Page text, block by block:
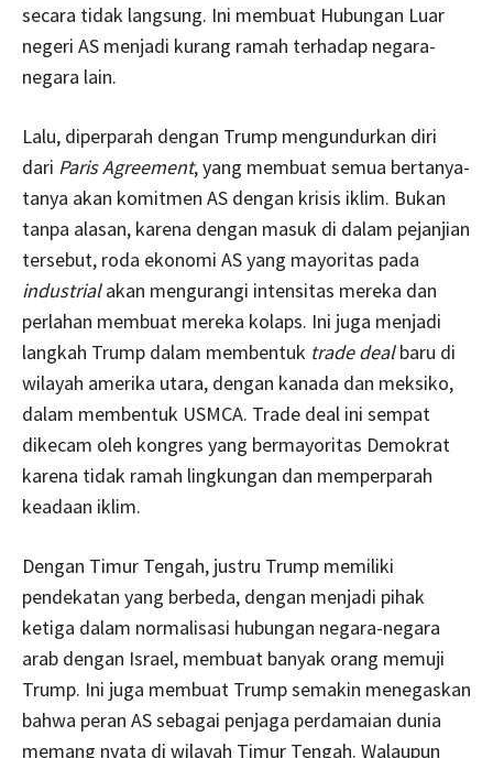
secara tidak langsung. Ini membuat Hubungan Luar
negeri AS menjadi kurang ramah terhadap negara-
negara lain.
Lalu, diperparah dengan Trump mengundurkan diri
dari Paris Agreement, yang membuat semua bertanya-
tanya akan komitmen AS dengan krisis iklim. Bukan
tanpa alasan, karena dengan masuk di dalam pejanjian
tersebut, roda ekonomi AS yang mayoritas pada
industrialakan mengurangi intensitas mereka dan
perlahan membuat mereka kolaps. Ini juga menjadi
langkah Trump dalam membentuk trade dealbaru di
wilayah amerika utara, dengan kanada dan meksiko,
dalam membentuk USMCA. Trade deal ini sempat
dikecam oleh kongres yang bermayoritas Demokrat
karena tidak ramah lingkungan dan memperparah
keadaan iklim.
Dengan Timur Tengah, justru Trump memiliki
pendekatan yang berbeda, dengan menjadi pihak
ketiga dalam normalisasi hubungan negara-negara
arab dengan Israel, membuat banyak orang memuji
Trump. Ini juga membuat Trump semakin menegaskan
bahwa peran AS sebagai penjaga perdamaian dunia
memang nyata di wilayah Timur Tengah. Walaupun